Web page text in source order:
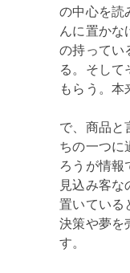
の中心を読
んに置かな
の持ってい
る。そして
もらう。本
で、商品と
ちの一つに
ろうが情報
見込み客な
置いている
決策や夢を
す。